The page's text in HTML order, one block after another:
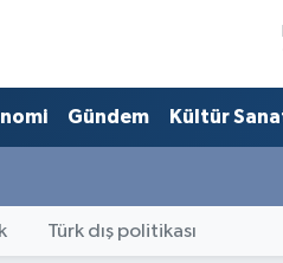
Gündem Kültür
Türk dış politikası